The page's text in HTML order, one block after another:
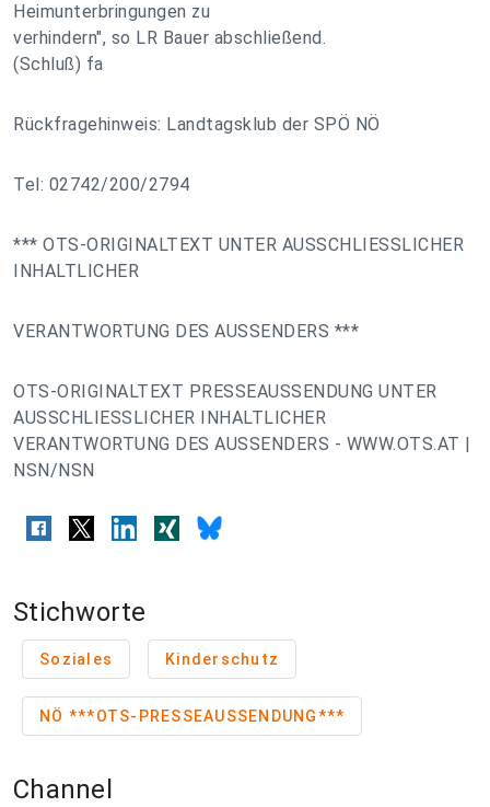
Heimunterbringungen zu
verhindern", so LR Bauer abschließend.
(Schluß) fa
Rückfragehinweis: Landtagsklub der SPÖ NÖ
Tel: 02742/200/2794
*** OTS-ORIGINALTEXT UNTER AUSSCHLIESSLICHER
INHALTLICHER
VERANTWORTUNG DES AUSSENDERS ***
OTS-ORIGINALTEXT PRESSEAUSSENDUNG UNTER
AUSSCHLIESSLICHER INHALTLICHER
VERANTWORTUNG DES AUSSENDERS - WWW.OTS.AT |
NSN/NSN
Stichworte
Soziales Kinderschutz
NÖ ***OTS-PRESSEAUSSENDUNG***
Channel